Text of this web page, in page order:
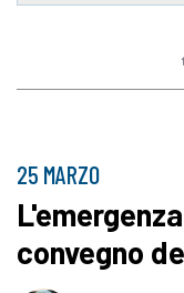
25 MARZO
convegno